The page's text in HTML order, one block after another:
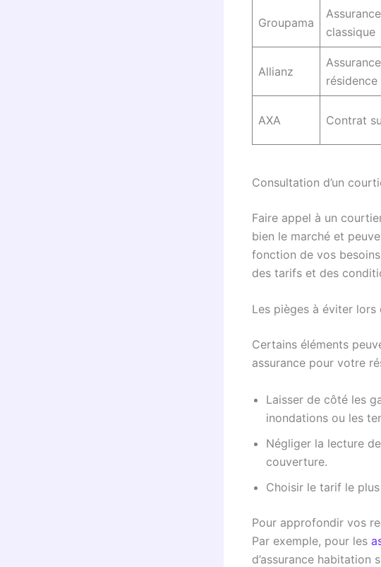
Groupama
classique
Allianz
AXA Contrat
Consultation d’un
Faire appel à un
bien le marché et
fonction de vos
des tarifs et des
Les pièges à éviter lors
Certains éléments
assurance pour votre
Laisser de côté les
inondations ou les
Négliger la lecture
couverture.
Choisir le tarif le
Pour approfondir vos
Par exemple, pour les
d’assurance habitation